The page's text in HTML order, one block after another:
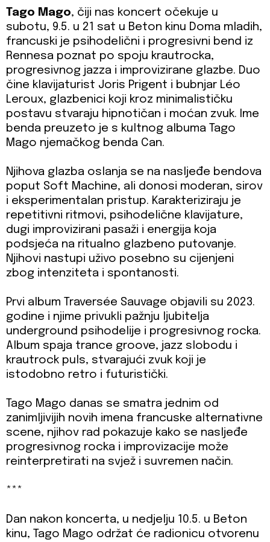
Tago Mago, čiji nas koncert očekuje u
subotu, 9.5. u 21 sat u Beton kinu Doma mladih,
francuski je psihodelični i progresivni bend iz
Rennesa poznat po spoju krautrocka,
progresivnog jazza i improvizirane glazbe. Duo
čine klavijaturist Joris Prigent i bubnjar Léo
Leroux, glazbenici koji kroz minimalističku
postavu stvaraju hipnotičan i moćan zvuk. Ime
benda preuzeto je s kultnog albuma Tago
Mago njemačkog benda Can.
Njihova glazba oslanja se na nasljeđe bendova
poput Soft Machine, ali donosi moderan, sirov
i eksperimentalan pristup. Karakteriziraju je
repetitivni ritmovi, psihodelične klavijature,
dugi improvizirani pasaži i energija koja
podsjeća na ritualno glazbeno putovanje.
Njihovi nastupi uživo posebno su cijenjeni
zbog intenziteta i spontanosti.
Prvi album Traversée Sauvage objavili su 2023.
godine i njime privukli pažnju ljubitelja
underground psihodelije i progresivnog rocka.
Album spaja trance groove, jazz slobodu i
krautrock puls, stvarajući zvuk koji je
istodobno retro i futuristički.
Tago Mago danas se smatra jednim od
zanimljivijih novih imena francuske alternativne
scene, njihov rad pokazuje kako se nasljeđe
progresivnog rocka i improvizacije može
reinterpretirati na svjež i suvremen način.
***
Dan nakon koncerta, u nedjelju 10.5. u Beton
kinu, Tago Mago održat će radionicu otvorenu